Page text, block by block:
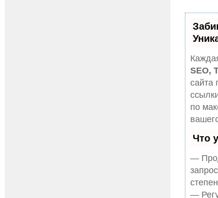
SEO,
сайта
по
Что
—
—